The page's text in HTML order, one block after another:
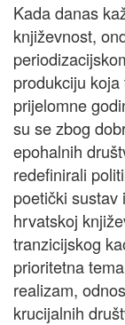
Kada danas
književnost,
produkciju
prijelomne
su se zbog
epohalnih
redefinirali
poetički sustav
hrvatskoj
tranzicijskog
prioritetna
realizam,
krucijalnih